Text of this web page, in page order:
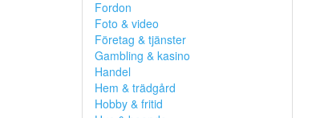
Fordon
Foto & video
Företag & tjänster
Gambling & kasino
Handel
Hem & trädgård
Hobby & fritid